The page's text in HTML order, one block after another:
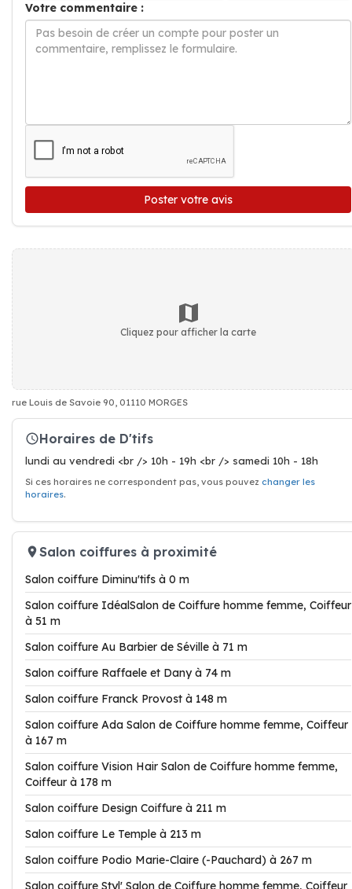
Votre commentaire :
Poster votre avis
Cliquez pour afficher la carte
rue Louis de Savoie 90, 01110 MORGES
Horaires de D'tifs
lundi au vendredi <br /> 10h - 19h <br /> samedi 10h - 18h
Si ces horaires ne correspondent pas, vous pouvez changer les
horaires.
Salon coiffures à proximité
Salon coiffure Diminu'tifs à 0 m
Salon coiffure IdéalSalon de Coiffure homme femme, Coiffeur
à 51 m
Salon coiffure Au Barbier de Séville à 71 m
Salon coiffure Raffaele et Dany à 74 m
Salon coiffure Franck Provost à 148 m
Salon coiffure Ada Salon de Coiffure homme femme, Coiffeur
à 167 m
Salon coiffure Vision Hair Salon de Coiffure homme femme,
Coiffeur à 178 m
Salon coiffure Design Coiffure à 211 m
Salon coiffure Le Temple à 213 m
Salon coiffure Podio Marie-Claire (-Pauchard) à 267 m
Salon coiffure Styl' Salon de Coiffure homme femme, Coiffeur